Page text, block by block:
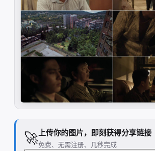
🚀 上传你的图片，即刻获得分享链接
免费、无需注册、几秒完成